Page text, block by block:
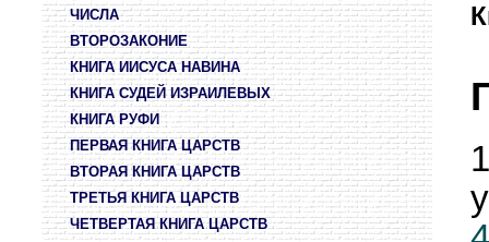
ЧИСЛА
ВТОРОЗАКОНИЕ
КНИГА ИИСУСА НАВИНА
КНИГА СУДЕЙ ИЗРАИЛЕВЫХ
КНИГА РУФИ
ПЕРВАЯ КНИГА ЦАРСТВ
ВТОРАЯ КНИГА ЦАРСТВ
ТРЕТЬЯ КНИГА ЦАРСТВ
ЧЕТВЕРТАЯ КНИГА ЦАРСТВ